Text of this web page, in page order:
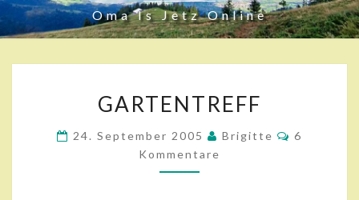
Oma Is Jetz Online
A
T
E
N
GARTENTREFF
24. September 2005 Brigitte
K
O
6
Kommentare